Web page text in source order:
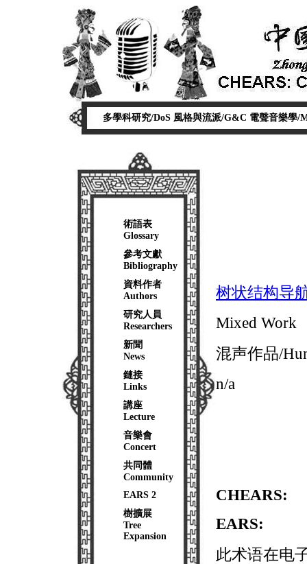
多學科研究/DoS 風格與流派/G&C 電聲音樂學/
術語表
Glossary
參考文獻
Bibliography
資料作者
Authors
研究人員
Researchers
新聞
News
鏈接
Links
講座
Lecture
音樂會
Concert
共同體
Community
EARS 2
樹擴展
Tree
Expansion
树状结构导
Mixed Work
混声作品/
n/a
CHEARS:
EARS:
此术语在电